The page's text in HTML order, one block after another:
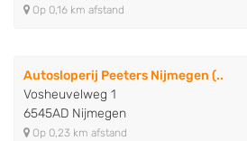
Op 0,16 km afstand
Autosloperij Peeters Nijmegen (..
Vosheuvelweg 1
6545AD Nijmegen
Op 0,23 km afstand